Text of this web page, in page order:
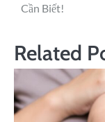
Cần Biết!
Related